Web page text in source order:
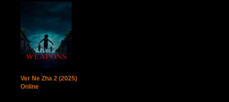
Ver Ne Zha 2 (2025)
Online